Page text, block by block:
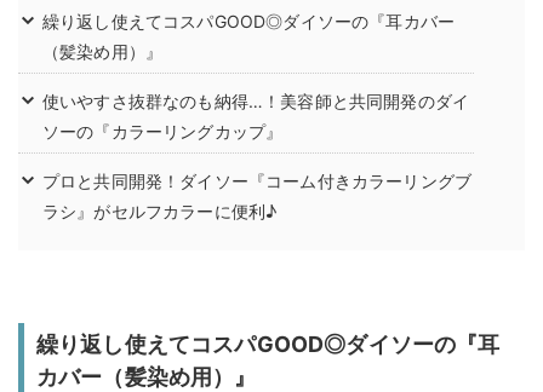
繰り返し使えてコスパGOOD◎ダイソーの『耳カバー
（髪染め用）』
使いやすさ抜群なのも納得…！美容師と共同開発のダイ
ソーの『カラーリングカップ』
プロと共同開発！ダイソー『コーム付きカラーリングブ
ラシ』がセルフカラーに便利♪
繰り返し使えてコスパGOOD◎ダイソーの『耳
カバー（髪染め用）』